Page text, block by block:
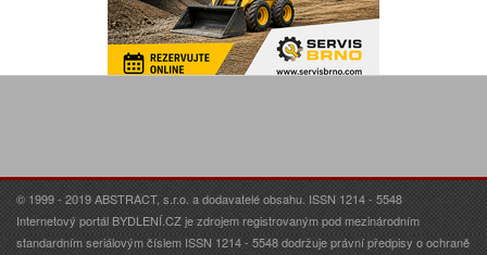
© 1999 - 2019 ABSTRACT, s.r.o. a dodavatelé obsahu. ISSN 1214 - 5548
Internetový portál BYDLENÍ.CZ je zdrojem registrovaným pod mezinárodním
standardním seriálovým číslem ISSN 1214 - 5548 dodržuje právní předpisy o ochraně